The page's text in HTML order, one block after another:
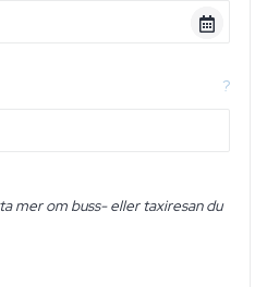
?
mer om buss- eller taxiresan du